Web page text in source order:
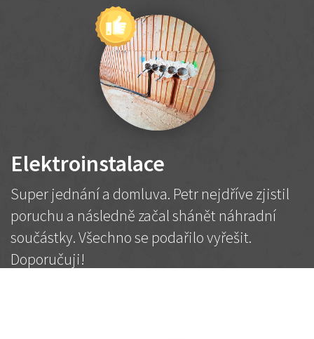
Elektroinstalace
Super jednání a domluva. Petr nejdříve zjistil
poruchu a následně začal shánět náhradní
součástky. Všechno se podařilo vyřešit.
Doporučuji!